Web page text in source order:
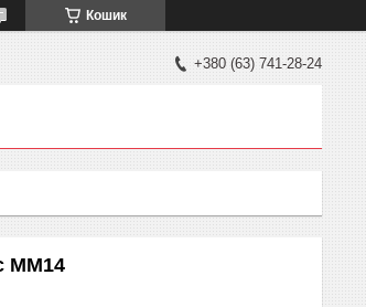
Кошик
+380 (63) 741-28-24
MM14